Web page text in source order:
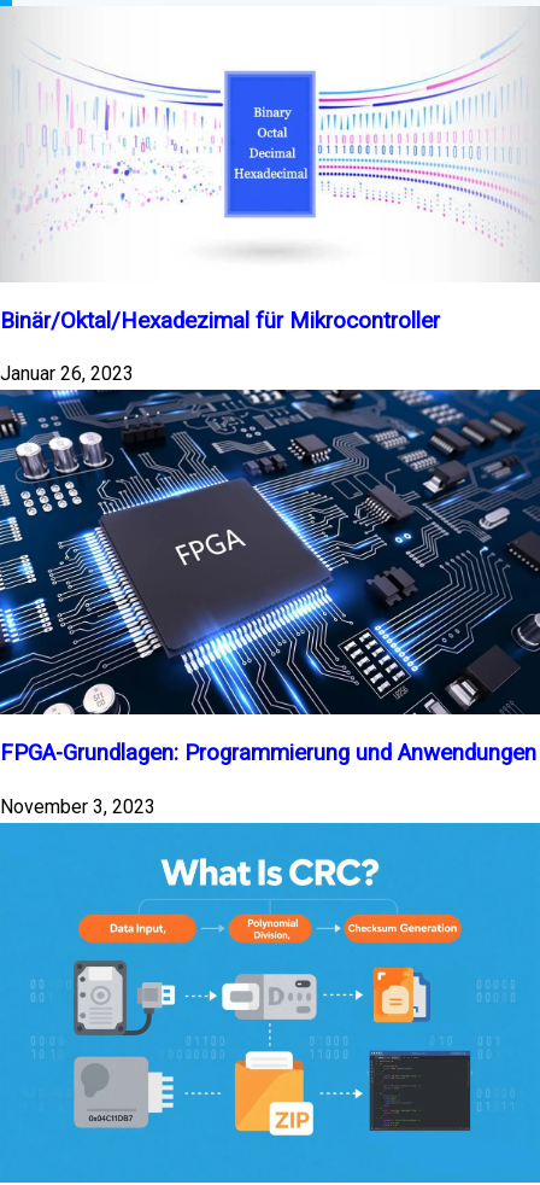
Binär/Oktal/Hexadezimal für Mikrocontroller
Januar 26, 2023
FPGA-Grundlagen: Programmierung und Anwendungen
November 3, 2023